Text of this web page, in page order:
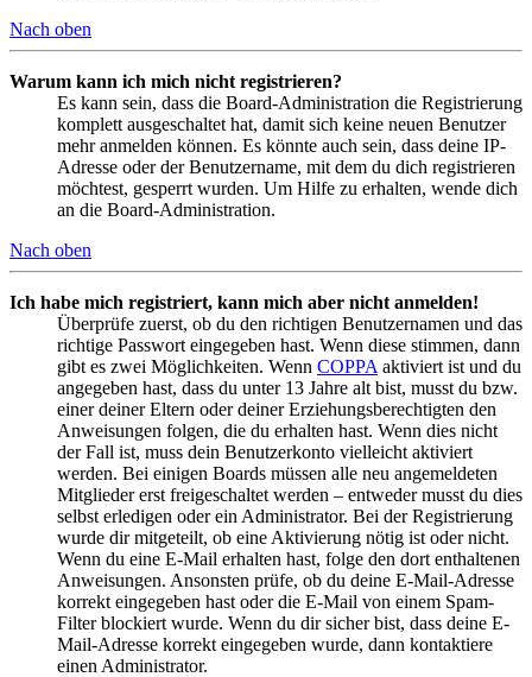
Nach oben
Warum kann ich mich nicht registrieren?
Es kann sein, dass die Board-Administration die Registrierung
komplett ausgeschaltet hat, damit sich keine neuen Benutzer
mehr anmelden können. Es könnte auch sein, dass deine IP-
Adresse oder der Benutzername, mit dem du dich registrieren
möchtest, gesperrt wurden. Um Hilfe zu erhalten, wende dich
an die Board-Administration.
Nach oben
Ich habe mich registriert, kann mich aber nicht anmelden!
Überprüfe zuerst, ob du den richtigen Benutzernamen und das
richtige Passwort eingegeben hast. Wenn diese stimmen, dann
gibt es zwei Möglichkeiten. Wenn COPPA aktiviert ist und du
angegeben hast, dass du unter 13 Jahre alt bist, musst du bzw.
einer deiner Eltern oder deiner Erziehungsberechtigten den
Anweisungen folgen, die du erhalten hast. Wenn dies nicht
der Fall ist, muss dein Benutzerkonto vielleicht aktiviert
werden. Bei einigen Boards müssen alle neu angemeldeten
Mitglieder erst freigeschaltet werden – entweder musst du dies
selbst erledigen oder ein Administrator. Bei der Registrierung
wurde dir mitgeteilt, ob eine Aktivierung nötig ist oder nicht.
Wenn du eine E-Mail erhalten hast, folge den dort enthaltenen
Anweisungen. Ansonsten prüfe, ob du deine E-Mail-Adresse
korrekt eingegeben hast oder die E-Mail von einem Spam-
Filter blockiert wurde. Wenn du dir sicher bist, dass deine E-
Mail-Adresse korrekt eingegeben wurde, dann kontaktiere
einen Administrator.